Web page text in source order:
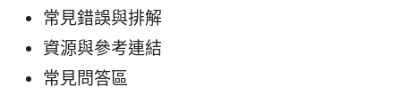
常見錯誤與排解
資源與參考連結
常見問答區